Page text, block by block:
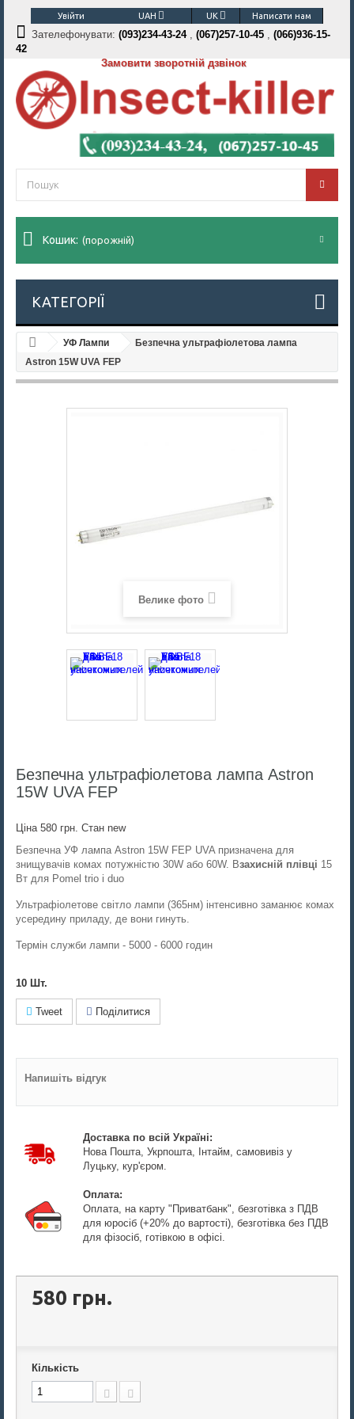
Увійти UAH UK Написати нам
Зателефонувати: (093)234-43-24, (067)257-10-45 , (066)936-15-
42
Замовити зворотній дзвінок
Кошик: (порожній)
КАТЕГОРІЇ
УФ Лампи
Безпечна ультрафіолетова лампа
Astron 15W UVA FEP
Велике фото
Безпечна ультрафіолетова лампа Astron
15W UVA FEP
Ціна 580 грн. Стан new
Безпечна УФ лампа Astron 15W FEP UVA призначена для
знищувачів комах потужністю 30W або 60W. Взахисній плівці 15
Вт для Pomel trio i duo
Ультрафіолетове світло лампи (365нм) інтенсивно заманює комах
усередину приладу, де вони гинуть.
Термін служби лампи - 5000 - 6000 годин
10 Шт.
Tweet Поділитися
Напишіть відгук
Доставка по всій Україні:
Нова Пошта, Укрпошта, Інтайм, самовивіз у
Луцьку, кур'єром.
Оплата:
Оплата, на карту "Приватбанк", безготівка з ПДВ
для юросіб (+20% до вартості), безготівка без ПДВ
для фізосіб, готівкою в офісі.
580 грн.
Кількість